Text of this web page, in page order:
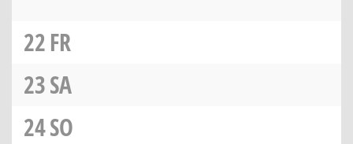
22FR
23SA
24SO